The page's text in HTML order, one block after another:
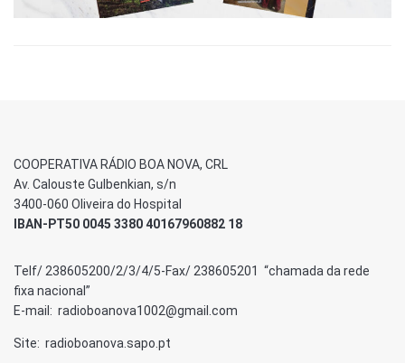
COOPERATIVA RÁDIO BOA NOVA, CRL
Av. Calouste Gulbenkian, s/n
3400-060 Oliveira do Hospital
IBAN-PT50 0045 3380 40167960882 18
Telf/ 238605200/2/3/4/5-Fax/ 238605201 “chamada da rede
fixa nacional”
E-mail: radioboanova1002@gmail.com
Site: radioboanova.sapo.pt